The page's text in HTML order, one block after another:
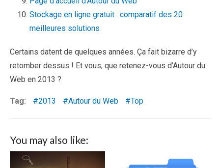
Stockage en ligne gratuit : comparatif des 20
meilleures solutions
Certains datent de quelques années. Ça fait bizarre d’y
retomber dessus ! Et vous, que retenez-vous d’Autour du
Web en 2013 ?
Tag: 2013 Autour du Web Top
You may also like: